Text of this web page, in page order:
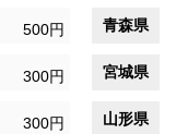
500円 青森県
300円 宮城県
300円 山形県